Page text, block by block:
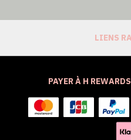
LIENS
PAYER À H